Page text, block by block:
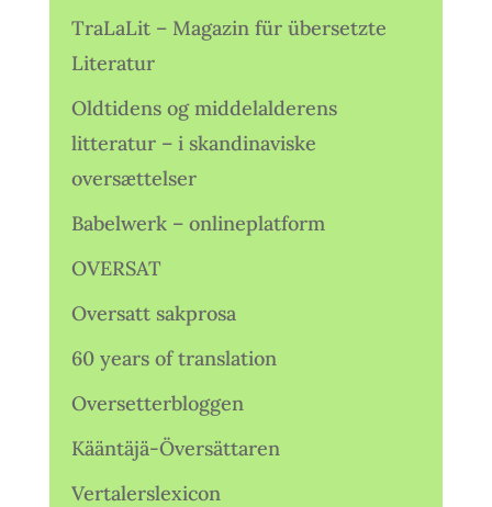
TraLaLit – Magazin für übersetzte
Literatur
Oldtidens og middelalderens
litteratur – i skandinaviske
oversættelser
Babelwerk – onlineplatform
OVERSAT
Oversatt sakprosa
60 years of translation
Oversetterbloggen
Kääntäjä-Översättaren
Vertalerslexicon